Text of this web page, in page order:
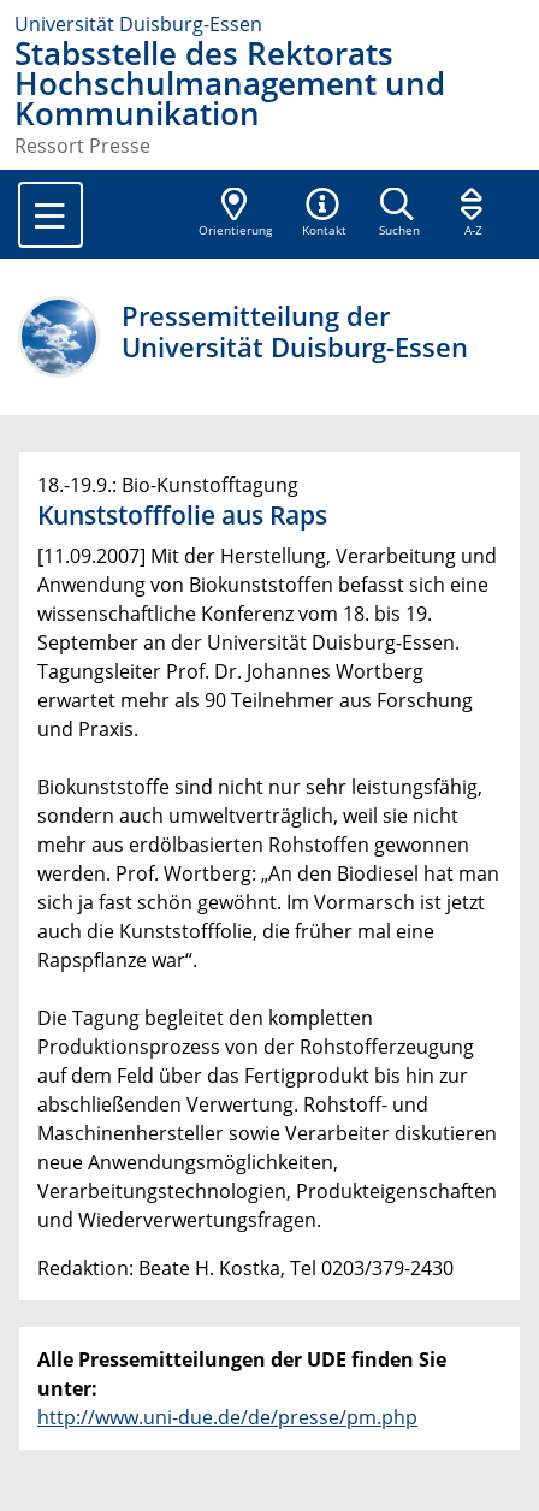
Universität Duisburg-Essen
Stabsstelle des Rektorats
Hochschulmanagement und
Kommunikation
Ressort Presse
Orientierung Kontakt Suchen A-Z
Pressemitteilung der
Universität Duisburg-Essen
18.-19.9.: Bio-Kunstofftagung
Kunststofffolie aus Raps
[11.09.2007] Mit der Herstellung, Verarbeitung und
Anwendung von Biokunststoffen befasst sich eine
wissenschaftliche Konferenz vom 18. bis 19.
September an der Universität Duisburg-Essen.
Tagungsleiter Prof. Dr. Johannes Wortberg
erwartet mehr als 90 Teilnehmer aus Forschung
und Praxis.
Biokunststoffe sind nicht nur sehr leistungsfähig,
sondern auch umweltverträglich, weil sie nicht
mehr aus erdölbasierten Rohstoffen gewonnen
werden. Prof. Wortberg: „An den Biodiesel hat man
sich ja fast schön gewöhnt. Im Vormarsch ist jetzt
auch die Kunststofffolie, die früher mal eine
Rapspflanze war“.
Die Tagung begleitet den kompletten
Produktionsprozess von der Rohstofferzeugung
auf dem Feld über das Fertigprodukt bis hin zur
abschließenden Verwertung. Rohstoff- und
Maschinenhersteller sowie Verarbeiter diskutieren
neue Anwendungsmöglichkeiten,
Verarbeitungstechnologien, Produkteigenschaften
und Wiederverwertungsfragen.
Redaktion: Beate H. Kostka, Tel 0203/379-2430
Alle Pressemitteilungen der UDE finden Sie
unter:
http://www.uni-due.de/de/presse/pm.php